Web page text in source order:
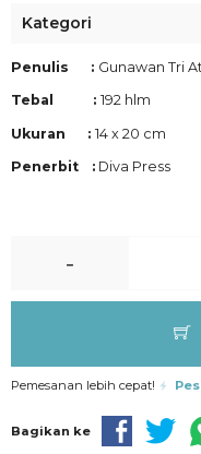
Kategori
Penulis : Gunawan Tri
Tebal : 192 hlm
Ukuran : 14 x 20 cm
Penerbit : Diva Press
-
Pemesanan lebih cepat!
Bagikan ke